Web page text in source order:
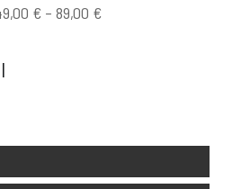
€ – 89,00 €Hintaluokka: